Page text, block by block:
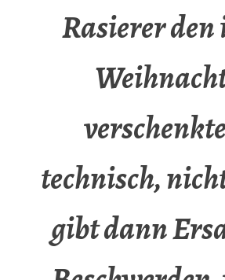
Rasierer den
technisch,
gibt dann